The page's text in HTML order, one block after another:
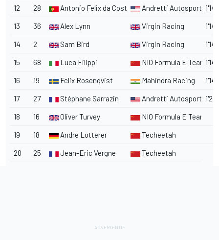
12 28 Antonio Felix da Costa Andretti Autosport
13 36 Alex Lynn Virgin Racing
14 2 Sam Bird Virgin Racing
15 68 Luca Filippi NIO Formula E Team
16 19 Felix Rosenqvist Mahindra Racing
17 27 Stéphane Sarrazin Andretti Autosport
18 16 Oliver Turvey NIO Formula E Team
19 18 Andre Lotterer Techeetah
20 25 Jean-Eric Vergne Techeetah